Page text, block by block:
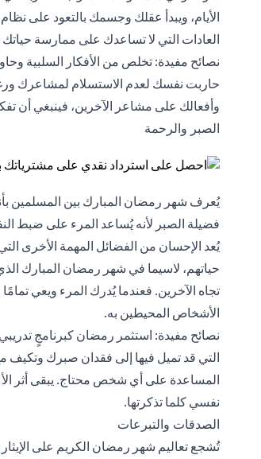
الأيام، ويبدأ عقلك وجسمك بالتعود على
العادات التي لا تساعدك على ممارسة
نصائح مفيدة: تخلص من الأفكار السلبية
حاربت نفسك لعدم الاستسلام لمشاعرك
وأفعالك على مشاعر الآخرين، فينبغي أن
الصبر والرحمة
يُعرف شهر رمضان المبارك بين المسلمين
فضيلة الصبر لأنه يُساعد المرء على ضبط
يُعد الإحسان من الفضائل المهمة الأخرى
حياتهم، لاسيما في شهر رمضان المبارك
تجاه الآخرين. فعندما يُدرك المرء ويعي
الأشخاص المحيطين به.
نصائح مفيدة: استثمر رمضان كبرنامجٍ
التي قد تميل فيها إلى فقدان صبرك وتكيف
المساعدة على أي شخص محتاج. يبقى أثر
نفسي كلما تذكرتها.
الصدقات والتبرعات
تُشجع تعاليم شهر رمضان الكريم على